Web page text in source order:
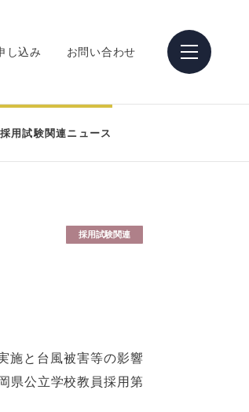
し込み お問い合わせ
用試験関連ニュース
採用試験関連
施と台風被害等の影響
県公立学校教員採用第